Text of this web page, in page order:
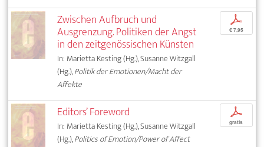
Zwischen Aufbruch und
Ausgrenzung. Politiken der Angst
in den zeitgenössischen Künsten
In: Marietta Kesting (Hg.), Susanne Witzgall
(Hg.),Politik der Emotionen/Macht der
Affekte
p
€ 7,95
Editors’ Foreword
In: Marietta Kesting (Hg.), Susanne Witzgall
(Hg.),Politics of Emotion/Power of Affect
p
gratis